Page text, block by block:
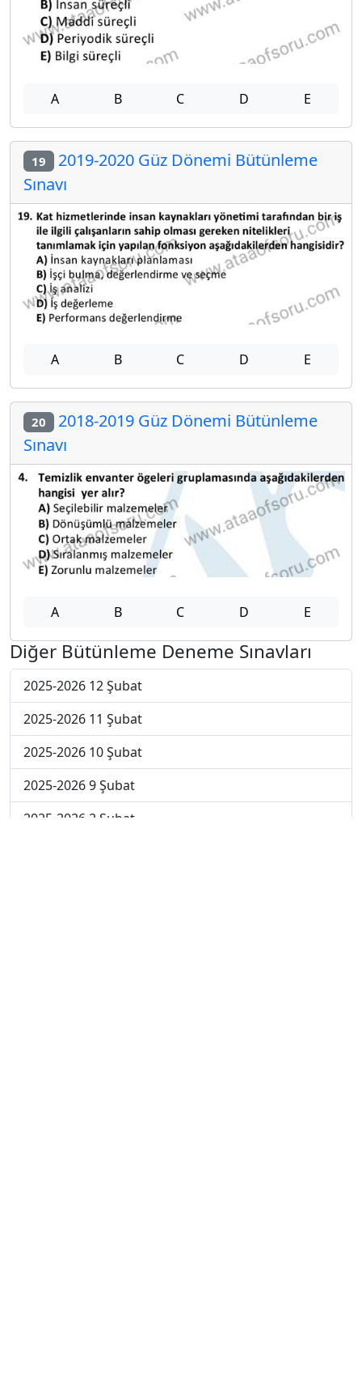
A B C D E
19 2019-2020 Güz Dönemi Bütünleme
Sınavı
A B C D E
20 2018-2019 Güz Dönemi Bütünleme
Sınavı
A B C D E
Diğer Bütünleme Deneme Sınavları
2025-2026 12 Şubat
2025-2026 11 Şubat
2025-2026 10 Şubat
2025-2026 9 Şubat
2025-2026 2 Şubat